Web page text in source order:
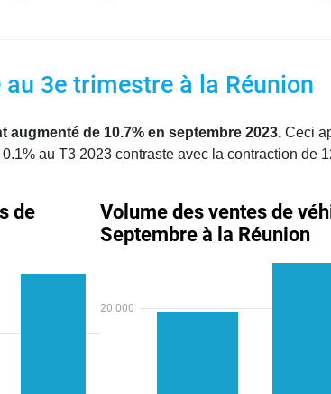
3e trimestre à la Réunion
de 10.7% en septembre 2023. Ceci
au T3 2023 contraste avec la contraction de